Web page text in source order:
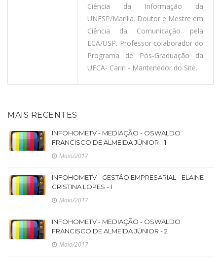
Ciência da Informação da
UNESP/Marília. Doutor e Mestre em
Ciência da Comunicação pela
ECA/USP. Professor colaborador do
Programa de Pós-Graduação da
UFCA- Cariri - Mantenedor do Site.
MAIS RECENTES
INFOHOMETV - MEDIAÇÃO - OSWALDO
FRANCISCO DE ALMEIDA JÚNIOR - 1
Maio/2017
INFOHOMETV - GESTÃO EMPRESARIAL - ELAINE
CRISTINA LOPES - 1
Maio/2017
INFOHOMETV - MEDIAÇÃO - OSWALDO
FRANCISCO DE ALMEIDA JÚNIOR - 2
Maio/2017